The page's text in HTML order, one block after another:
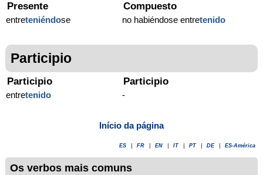
Presente
entreteniéndose
Compuesto
no habiéndose entretenido
Participio
Participio
entretenido
Participio
-
Início da página
ES FR EN IT PT DE ES-América
Os verbos mais comuns